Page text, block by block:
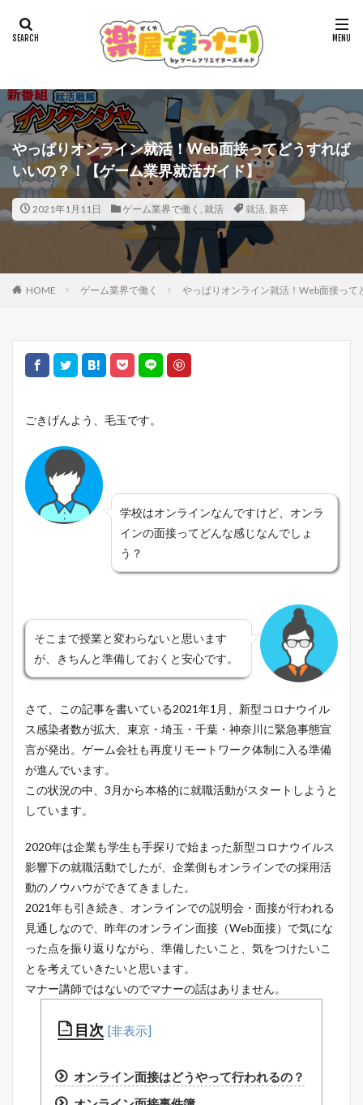
やっぱりオンライン就活！Web面接ってどうすれば
いいの？！【ゲーム業界就活ガイド】
2021年1月11日 ゲーム業界で働く , 就活 就活, 新卒
HOME ゲーム業界で働く やっぱりオンライン就活！Web面接っ
ごきげんよう、毛玉です。
学校はオンラインなんですけど、オンラ
インの面接ってどんな感じなんでしょ
う？
そこまで授業と変わらないと思います
が、きちんと準備しておくと安心です。
さて、この記事を書いている2021年1月、新型コロナウイル
ス感染者数が拡大、東京・埼玉・千葉・神奈川に緊急事態宣
言が発出。ゲーム会社も再度リモートワーク体制に入る準備
が進んでいます。
この状況の中、3月から本格的に就職活動がスタートしようと
しています。
2020年は企業も学生も手探りで始まった新型コロナウイルス
影響下の就職活動でしたが、企業側もオンラインでの採用活
動のノウハウができてきました。
2021年も引き続き、オンラインでの説明会・面接が行われる
見通しなので、昨年のオンライン面接（Web面接）で気にな
った点を振り返りながら、準備したいこと、気をつけたいこ
とを考えていきたいと思います。
マナー講師ではないのでマナーの話はありません。
目次
オンライン面接はどうやって行われるの？